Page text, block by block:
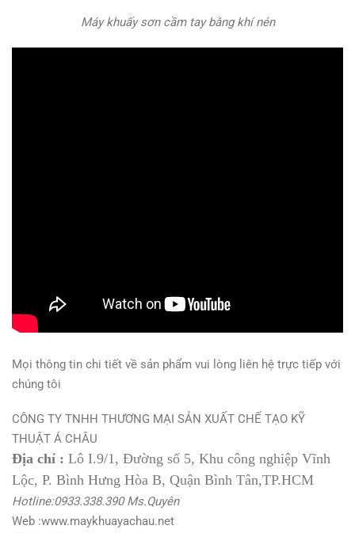
Máy khuấy sơn cầm tay bằng khí nén
Mọi thông tin chi tiết về sản phẩm vui lòng liên hệ trực tiếp với
chúng tôi
CÔNG TY TNHH THƯƠNG MẠI SẢN XUẤT CHẾ TẠO KỸ
THUẬT Á CHÂU
Địa chỉ : Lô I.9/1, Đường số 5, Khu công nghiệp Vĩnh
Lộc, P. Bình Hưng Hòa B, Quận Bình Tân,TP.HCM
Hotline:0933.338.390 Ms.Quyên
Web :www.maykhuayachau.net